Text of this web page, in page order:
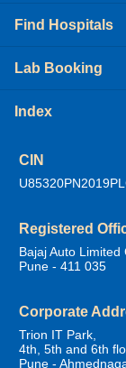
Find Hospitals
Lab Booking
Index
CIN
Registered
Bajaj Auto
Pune - 411 035
Corporate
Trion IT Park,
4th, 5th and 6th
Pune -